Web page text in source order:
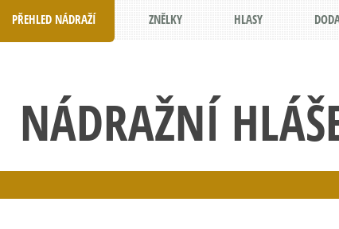
NÁDRAŽNÍ
PŘEHLED NÁDRAŽÍ ZNĚLKY HLASY